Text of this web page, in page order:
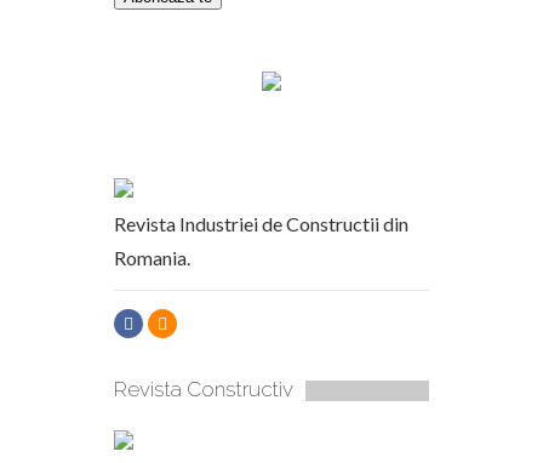
Revista Industriei de Constructii din
Romania.
Revista Constructiv